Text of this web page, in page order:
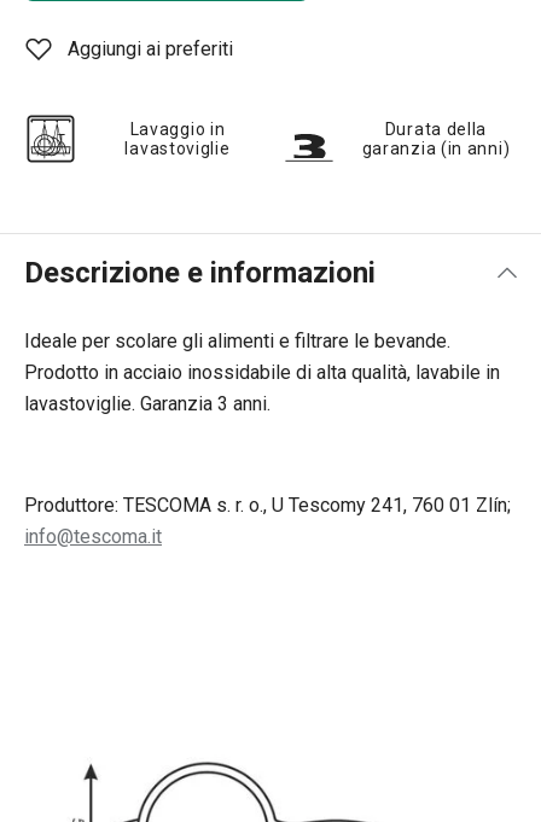
Aggiungi ai preferiti
Lavaggio in
lavastoviglie
Durata della
garanzia (in anni)
Descrizione e informazioni
Ideale per scolare gli alimenti e filtrare le bevande.
Prodotto in acciaio inossidabile di alta qualità, lavabile in
lavastoviglie. Garanzia 3 anni.
Produttore: TESCOMA s. r. o., U Tescomy 241, 760 01 Zlín;
info@tescoma.it